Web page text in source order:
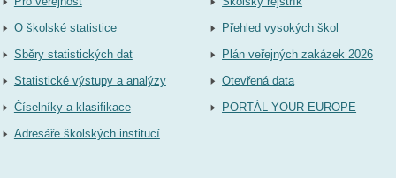
O školské statistice
Sběry statistických dat
Statistické výstupy a analýzy
Číselníky a klasifikace
Adresáře školských institucí
Přehled vysokých škol
Plán veřejných zakázek 2026
Otevřená data
PORTÁL YOUR EUROPE